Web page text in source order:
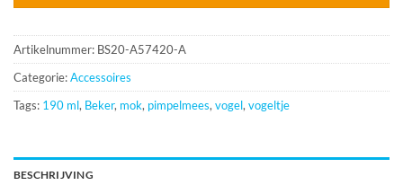
Artikelnummer: BS20-A57420-A
Categorie:Accessoires
Tags: 190 ml, Beker, mok, pimpelmees,vogel,vogeltje
BESCHRIJVING